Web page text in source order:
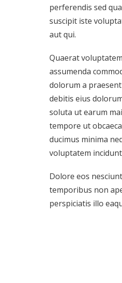
perferendis sed
suscipit iste
aut qui.
Quaerat
assumenda
dolorum a
debitis eius
soluta ut earum
tempore ut
ducimus minima
voluptatem
Dolore eos
temporibus non
perspiciatis illo